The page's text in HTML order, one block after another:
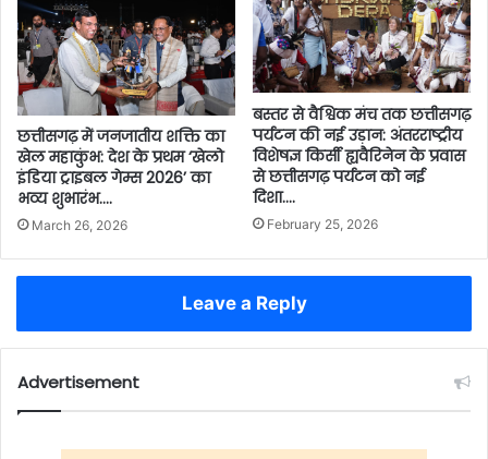
छत्तीसगढ़ में जनजातीय शक्ति का
खेल महाकुंभ: देश के प्रथम ‘खेलो
इंडिया ट्राइबल गेम्स 2026’ का
भव्य शुभारंभ….
March 26, 2026
बस्तर से वैश्विक मंच तक छत्तीसगढ़
पर्यटन की नई उड़ान: अंतरराष्ट्रीय
विशेषज्ञ किर्सी ह्यवैरिनेन के प्रवास
से छत्तीसगढ़ पर्यटन को नई
दिशा….
February 25, 2026
Leave a Reply
Advertisement